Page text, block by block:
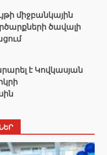
միջբանկային
ծավալի
է Կովկասյան